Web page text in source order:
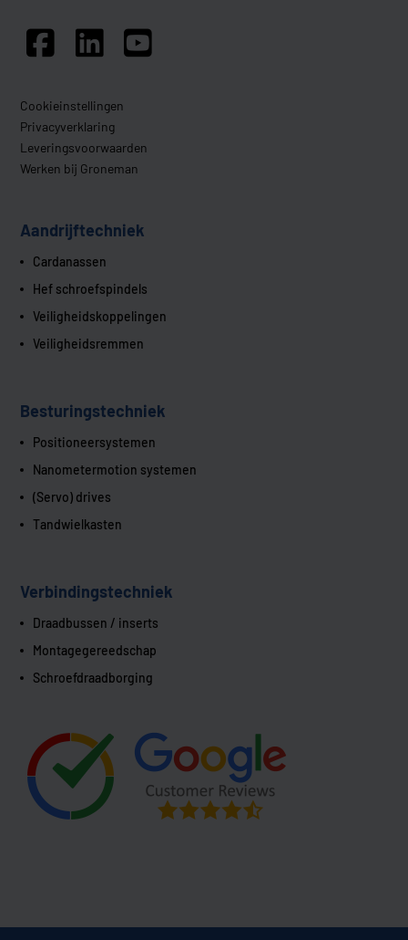
Cookieinstellingen
Privacyverklaring
Leveringsvoorwaarden
Werken bij Groneman
Aandrijftechniek
Cardanassen
Hef schroefspindels
Veiligheidskoppelingen
Veiligheidsremmen
Besturingstechniek
Positioneersystemen
Nanometermotion systemen
(Servo) drives
Tandwielkasten
Verbindingstechniek
Draadbussen / inserts
Montagegereedschap
Schroefdraadborging